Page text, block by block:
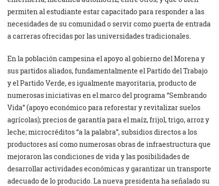
permiten al estudiante estar capacitado para responder a las
necesidades de su comunidad o servir como puerta de entrada
a carreras ofrecidas por las universidades tradicionales.
En la población campesina el apoyo al gobierno del Morena y
sus partidos aliados, fundamentalmente el Partido del Trabajo
y el Partido Verde, es igualmente mayoritaria, producto de
numerosas iniciativas en el marco del programa “Sembrando
Vida” (apoyo económico para reforestar y revitalizar suelos
agrícolas); precios de garantía para el maíz, frijol, trigo, arroz y
leche; microcréditos “a la palabra”, subsidios directos a los
productores así como numerosas obras de infraestructura que
mejoraron las condiciones de vida y las posibilidades de
desarrollar actividades económicas y garantizar un transporte
adecuado de lo producido. La nueva presidenta ha señalado su